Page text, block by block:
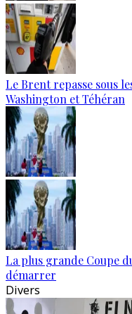
Le Brent repasse sous
Washington et Téhéran
La plus grande Coupe
démarrer
Divers